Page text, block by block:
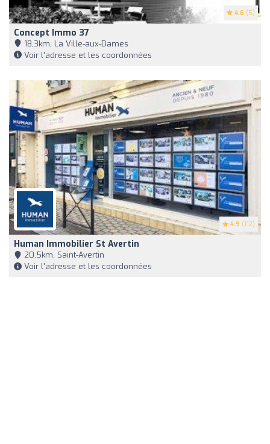
4.6 (5)
Concept Immo 37
18,3km, La Ville-aux-Dames
Voir l'adresse et les coordonnées
4.9 (112)
Human Immobilier St Avertin
20,5km, Saint-Avertin
Voir l'adresse et les coordonnées